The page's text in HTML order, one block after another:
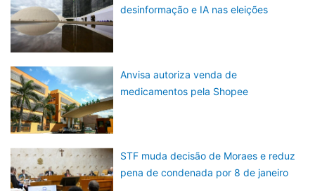
desinformação e IA nas eleições
Anvisa autoriza venda de
medicamentos pela Shopee
STF muda decisão de Moraes e reduz
pena de condenada por 8 de janeiro